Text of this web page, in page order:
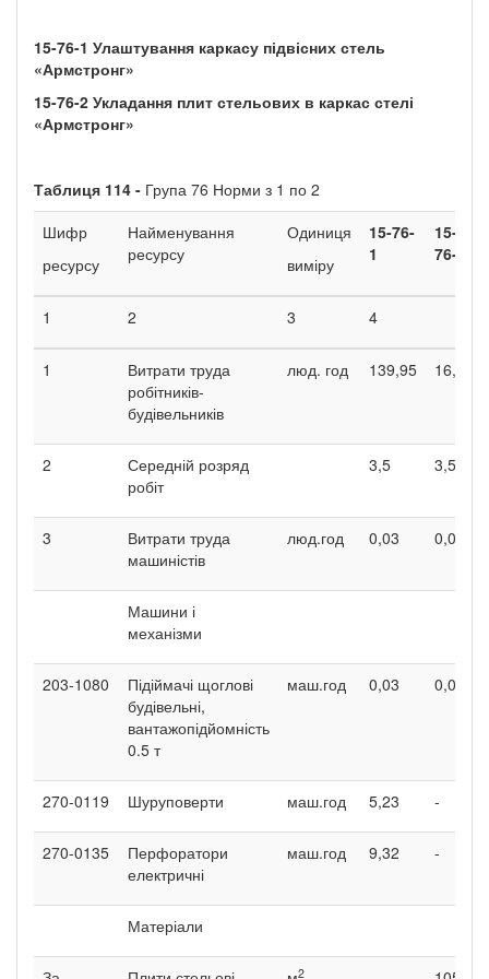
15-76-1 Улаштування каркасу підвісних стель
«Армстронг»
15-76-2 Укладання плит стельових в каркас стелі
«Армстронг»
Таблиця 114 - Група 76 Норми з 1 по 2
Шифр
ресурсу
Найменування
ресурсу
Одиниця
виміру
15-76-
1
15-
76-2
1 2 3 4
1
Витрати труда
робітників-
будівельників
люд. год 139,95 16,78
2
Середній розряд
робіт
3,5 3,5
3
Витрати труда
машиністів
люд.год 0,03 0,05
Машини і
механізми
203-1080
Підіймачі щоглові
будівельні,
вантажопідйомність
0.5 т
маш.год 0,03 0,05
270-0119 Шуруповерти маш.год 5,23 -
270-0135
Перфоратори
електричні
маш.год 9,32 -
Матеріали
2